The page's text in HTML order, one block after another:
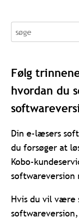
søge
Følg
hvordan du
Din e-læsers
du forsøger at
Kobo-
Hvis du vil være